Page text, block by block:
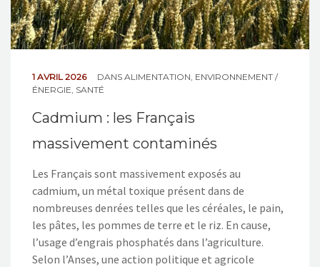
1 AVRIL 2026 DANS ALIMENTATION ENVIRONNEMENT /
ÉNERGIE SANTÉ
Cadmium : les Français
massivement contaminés
Les Français sont massivement exposés au
cadmium, un métal toxique présent dans de
nombreuses denrées telles que les céréales, le pain,
les pâtes, les pommes de terre et le riz. En cause,
l’usage d’engrais phosphatés dans l’agriculture.
Selon l’Anses, une action politique et agricole